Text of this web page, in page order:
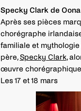
Specky Clark de
Après ses pièces
chorégraphe
familiale et
père,Specky Clark,
œuvre
Les 17 et 18 mars